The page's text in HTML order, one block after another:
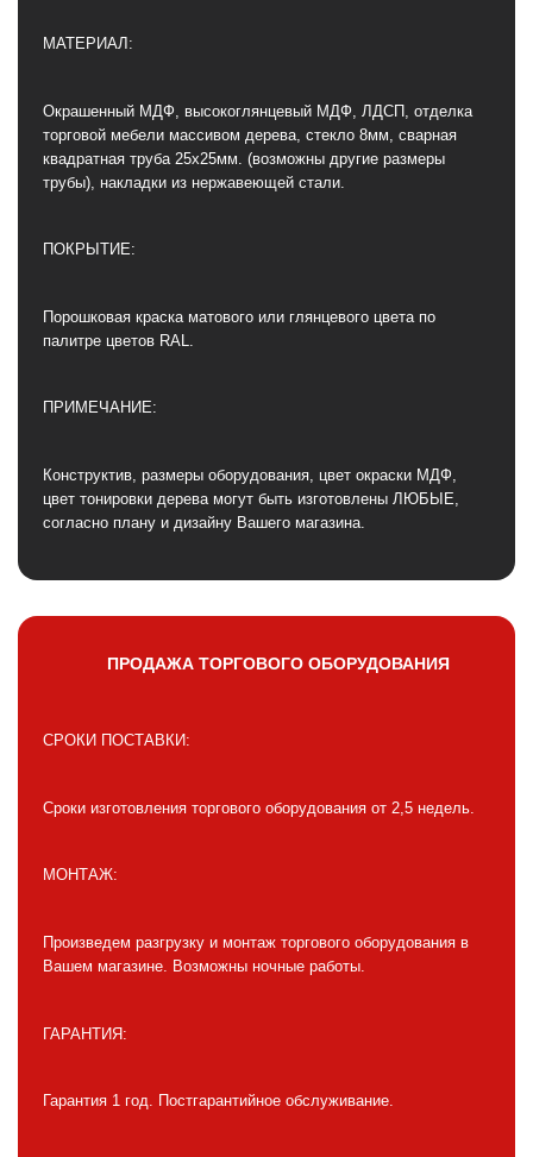
МАТЕРИАЛ:
Окрашенный МДФ, высокоглянцевый МДФ, ЛДСП, отделка
торговой мебели массивом дерева, стекло 8мм, сварная
квадратная труба 25х25мм. (возможны другие размеры
трубы), накладки из нержавеющей стали.
ПОКРЫТИЕ:
Порошковая краска матового или глянцевого цвета по
палитре цветов RAL.
ПРИМЕЧАНИЕ:
Конструктив, размеры оборудования, цвет окраски МДФ,
цвет тонировки дерева могут быть изготовлены ЛЮБЫЕ,
согласно плану и дизайну Вашего магазина.
ПРОДАЖА ТОРГОВОГО ОБОРУДОВАНИЯ
СРОКИ ПОСТАВКИ:
Сроки изготовления торгового оборудования от 2,5 недель.
МОНТАЖ:
Произведем разгрузку и монтаж торгового оборудования в
Вашем магазине. Возможны ночные работы.
ГАРАНТИЯ:
Гарантия 1 год. Постгарантийное обслуживание.